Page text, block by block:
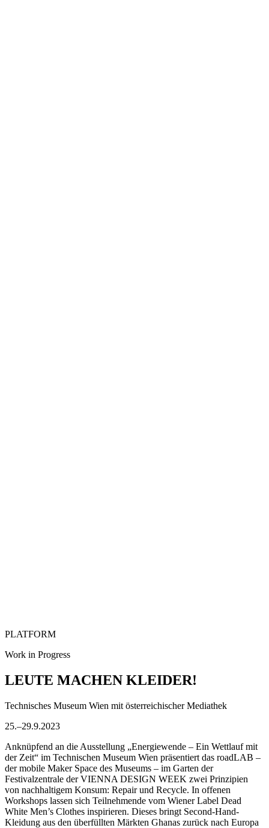
PLATFORM
Work in Progress
LEUTE MACHEN KLEIDER!
Technisches Museum Wien mit österreichischer Mediathek
25.–29.9.2023
Anknüpfend an die Ausstellung „Energiewende – Ein Wettlauf mit
der Zeit“ im Technischen Museum Wien präsentiert das roadLAB –
der mobile Maker Space des Museums – im Garten der
Festivalzentrale der VIENNA DESIGN WEEK zwei Prinzipien
von nachhaltigem Konsum: Repair und Recycle. In offenen
Workshops lassen sich Teilnehmende vom Wiener Label Dead
White Men’s Clothes inspirieren. Dieses bringt Second-Hand-
Kleidung aus den überfüllten Märkten Ghanas zurück nach Europa